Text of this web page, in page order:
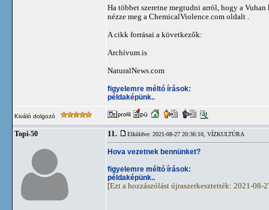
Ha többet szeretne megtudni arról, hogy a
nézze meg a ChemicalViolence.com oldalt .
A cikk forrásai a következők:
Archívum.is
NaturalNews.com
figyelemre méltó írások:
példaképünk..
Kiváló dolgozó
Topi-50 11. Elküldve: 2021-08-27 20:36:10, VÍZKULTÚRA
Hova vezetnek bennünket?
figyelemre méltó írások:
példaképünk..
[Ezt a hozzászólást újraszerkesztették: 2021-08-